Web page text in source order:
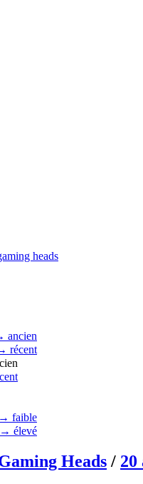
heads
ancien
récent
→ faible
→ élevé
Heads / 20